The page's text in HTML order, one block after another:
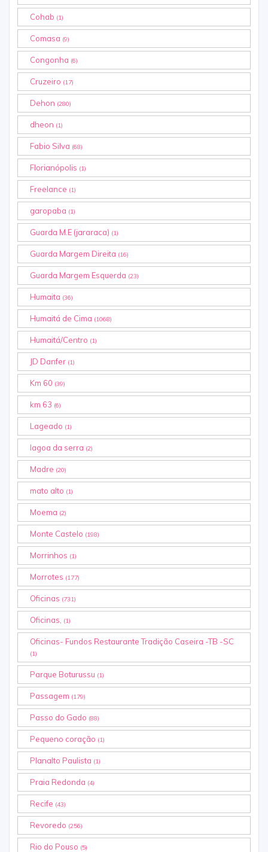
Cohab (1)
Comasa (9)
Congonha (6)
Cruzeiro (17)
Dehon (280)
dheon (1)
Fabio Silva (68)
Florianópolis (1)
Freelance (1)
garopaba (1)
Guarda M.E (jararaca) (1)
Guarda Margem Direita (16)
Guarda Margem Esquerda (23)
Humaita (36)
Humaitá de Cima (1068)
Humaitá/Centro (1)
JD Danfer (1)
Km 60 (39)
km 63 (6)
Lageado (1)
lagoa da serra (2)
Madre (20)
mato alto (1)
Moema (2)
Monte Castelo (198)
Morrinhos (1)
Morrotes (177)
Oficinas (731)
Oficinas, (1)
Oficinas- Fundos Restaurante Tradição Caseira -TB -SC
(1)
Parque Boturussu (1)
Passagem (179)
Passo do Gado (88)
Pequeno coração (1)
Planalto Paulista (1)
Praia Redonda (4)
Recife (43)
Revoredo (256)
Rio do Pouso (5)